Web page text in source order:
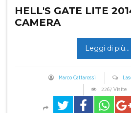
HELL'S GATE LITE
CAMERA
Leggi di più...
Marco Cattarossi
2267 Visite